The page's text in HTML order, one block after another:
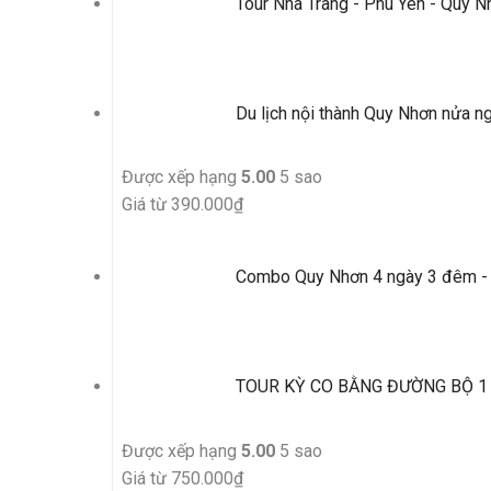
Du lịch nội thành Quy Nhơn nửa
Được xếp hạng 5.00 5 sao
Giá từ 390.000₫
Combo Quy Nhơn 4 ngày 3 đêm
TOUR KỲ CO BẰNG ĐƯỜNG BỘ
Được xếp hạng 5.00 5 sao
Giá từ 750.000₫